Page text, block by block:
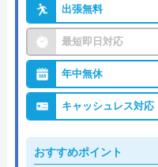
出張無料
最短即日対応
年中無休
キャッシュレス対応
おすすめポイント